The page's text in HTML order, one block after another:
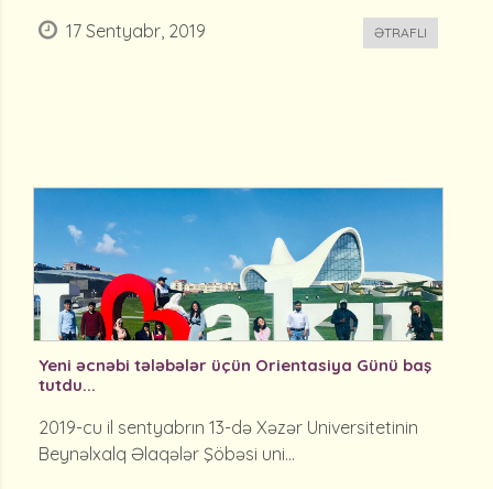
17 Sentyabr, 2019 ƏTRAFLI
Yeni əcnəbi tələbələr üçün Orientasiya Günü baş
tutdu...
2019-cu il sentyabrın 13-də Xəzər Universitetinin
Beynəlxalq Əlaqələr Şöbəsi uni...